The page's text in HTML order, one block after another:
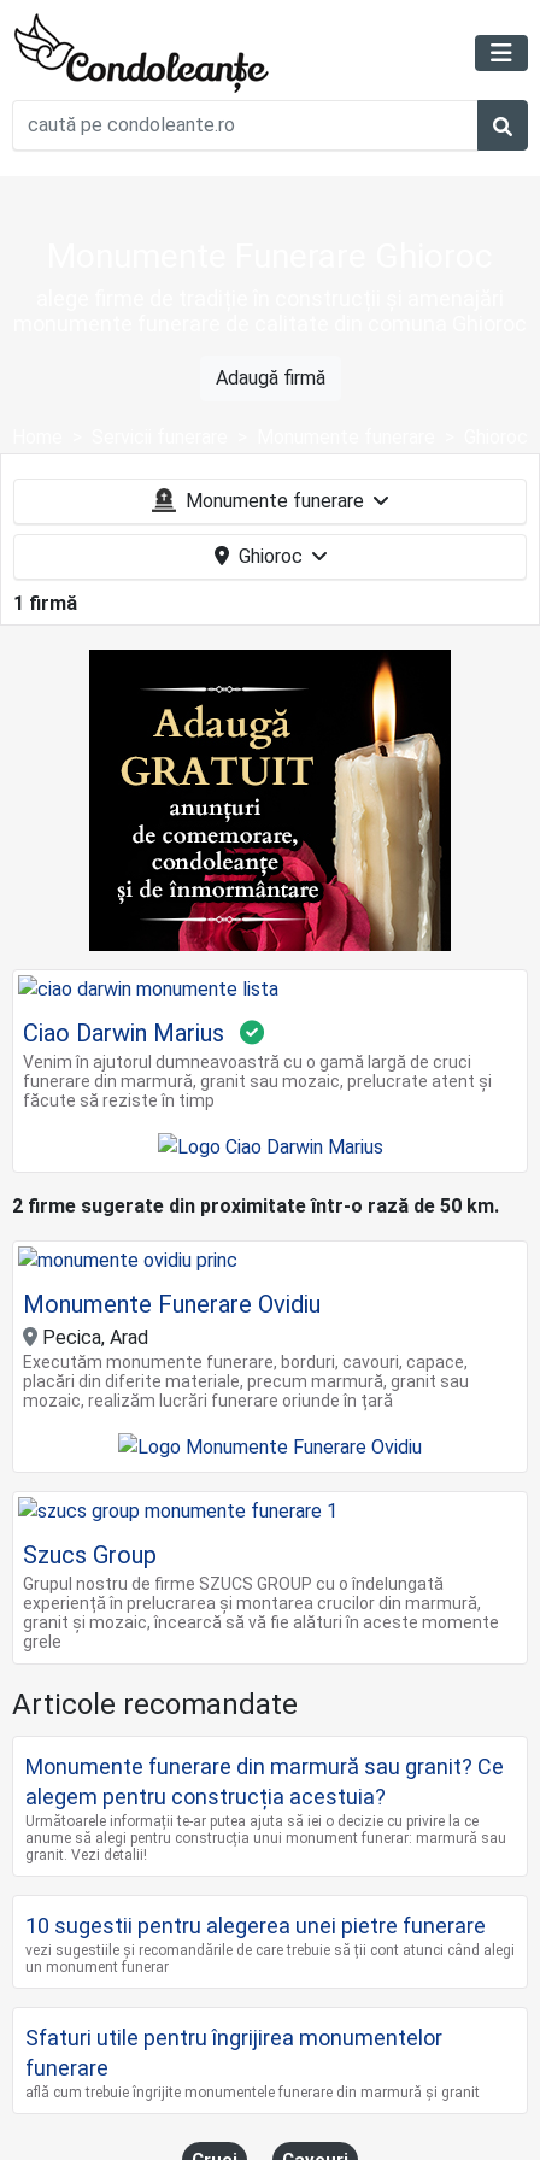
Adaugă firmă
1 firmă
Ciao Darwin Marius
Venim în ajutorul dumneavoastră cu o gamă largă de cruci
funerare din marmură, granit sau mozaic, prelucrate atent și
făcute să reziste în timp
2 firme sugerate din proximitate într-o rază de 50 km.
Monumente Funerare Ovidiu
Pecica, Arad
Executăm monumente funerare, borduri, cavouri, capace,
placări din diferite materiale, precum marmură, granit sau
mozaic, realizăm lucrări funerare oriunde în țară
Szucs Group
Grupul nostru de firme SZUCS GROUP cu o îndelungată
experiență în prelucrarea și montarea crucilor din marmură,
granit și mozaic, încearcă să vă fie alături în aceste momente
grele
Articole recomandate
Monumente funerare din marmură sau granit? Ce
alegem pentru construcția acestuia?
Următoarele informații te-ar putea ajuta să iei o decizie cu privire la ce
anume să alegi pentru construcția unui monument funerar: marmură sau
granit. Vezi detalii!
10 sugestii pentru alegerea unei pietre funerare
vezi sugestiile și recomandările de care trebuie să ții cont atunci când alegi
un monument funerar
Sfaturi utile pentru îngrijirea monumentelor
funerare
află cum trebuie îngrijite monumentele funerare din marmură și granit